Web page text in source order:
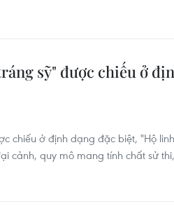
sỹ" được chiếu ở
chiếu ở định dạng đặc biệt, "Hộ
cảnh, quy mô mang tính chất sử